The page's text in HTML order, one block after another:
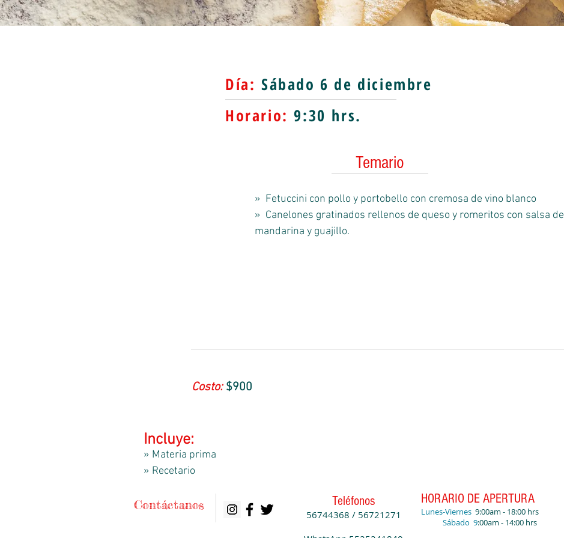
Día: Sábado 6 de diciembre
Horario: 9:30 hrs.
Temario
» Fetuccini con pollo y portobello con cremosa de vino blanco
» Canelones gratinados rellenos de queso y romeritos con salsa de
mandarina y guajillo.
Costo: $900
Incluye:
» Materia prima
» Recetario
Contáctanos Teléfonos
56744368 / 56721271
HORARIO DE APERTURA
Lunes-Viernes 9:00am - 18:00 hrs
​ Sábado 9:00am - 14:00 hrs